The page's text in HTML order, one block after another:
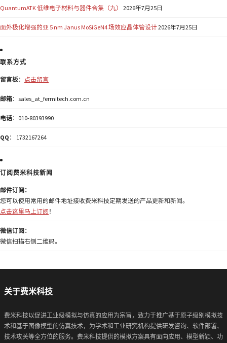
QuantumATK 低维电子材料与器件合集（九） 2026年7月25日
面外极化增强的亚 5 nm Janus MoSiGeN4 场效应晶体管设计2026年7月25日
联系方式
留言板： 点击留言
邮箱：sales_at_fermitech.com.cn
电话：010-80393990
QQ ： 1732167264
订阅费米科技新闻
邮件订阅：
您可以使用常用的邮件地址接收费米科技定期发送的产品更新和新闻。
点击这里马上订阅 ！
微信订阅：
微信扫描右侧二维码。
关于费米科技
费米科技以促进工业级模拟与仿真的应用为宗旨，致力于推广基于原子级别模拟技
术和基于图像模型的仿真技术，为学术和工业研究机构提供研发咨询、软件部署、
技术攻关等全方位的服务。费米科技提供的模拟方案具有面向应用、模型新颖、功